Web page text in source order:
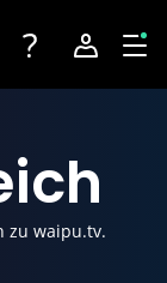
Toggle navigation
Account
zu waipu.tv.